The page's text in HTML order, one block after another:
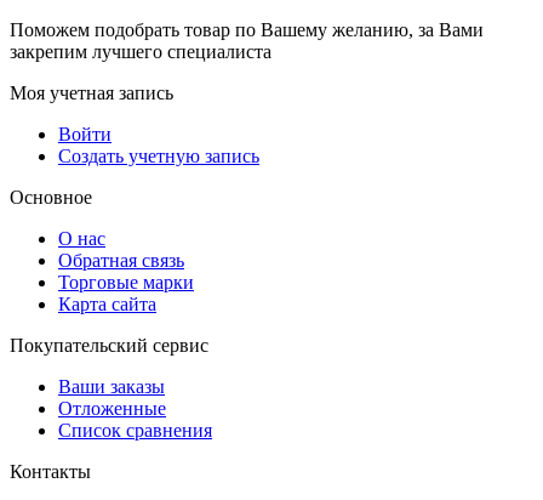
Поможем подобрать товар по Вашему желанию, за Вами
закрепим лучшего специалиста
Моя учетная запись
Войти
Создать учетную запись
Основное
О нас
Обратная связь
Торговые марки
Карта сайта
Покупательский сервис
Ваши заказы
Отложенные
Список сравнения
Контакты